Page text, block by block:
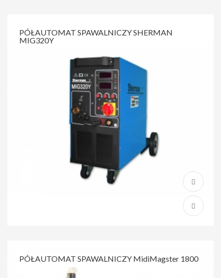
PÓŁAUTOMAT SPAWALNICZY SHERMAN
MIG320Y
PÓŁAUTOMAT SPAWALNICZY MidiMagster 1800